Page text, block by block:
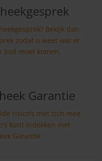
Bekijk dan
zodat u weet wat er
bod moet komen.
Garantie
risico's met zich mee.
kunt indekken met
Garantie.